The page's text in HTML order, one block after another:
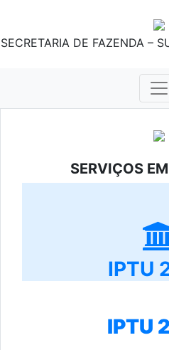
SECRETARIA DE FAZENDA –
SERVIÇOS
IPTU
IPTU